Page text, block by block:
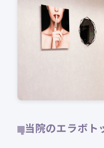
当院のエラボト